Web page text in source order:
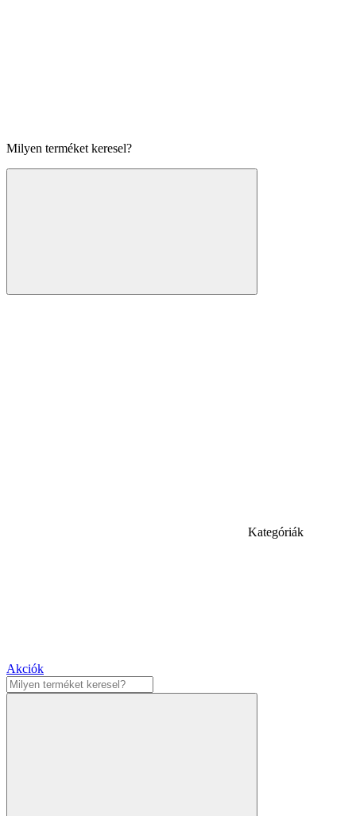
Milyen terméket keresel?
Kategóriák
Akciók